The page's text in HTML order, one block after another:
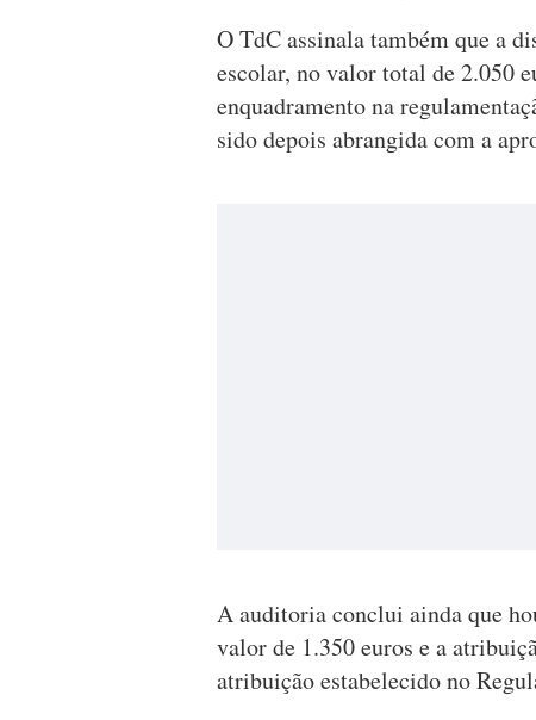
O TdC assinala também que a
escolar, no valor total de 2.050
enquadramento na
sido depois abrangida com a
A auditoria conclui ainda que
valor de 1.350 euros e a
atribuição estabelecido no